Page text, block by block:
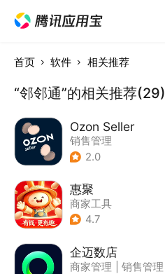
首页 软件 相关推荐
“邻邻通”的相关推荐(29)
Ozon Seller
销售管理
2.0
惠聚
商家工具
4.7
企迈数店
商家管理
销售管理